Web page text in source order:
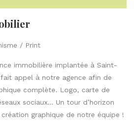
/ Print
immobilière implantée à Saint-
appel à notre agence afin de
complète. Logo, carte de
sociaux… Un tour d’horizon
graphique de notre équipe !